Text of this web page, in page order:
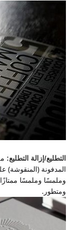
التطليع/إزالة التطليع:
ومتطور.